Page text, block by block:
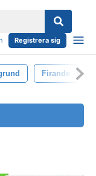
Registrera sig
Firande